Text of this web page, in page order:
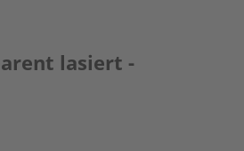
lasiert -